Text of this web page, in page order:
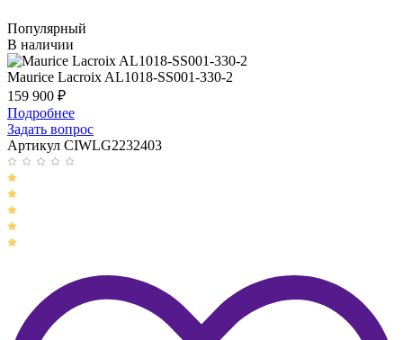
Популярный
В наличии
Maurice Lacroix AL1018-SS001-330-2
159 900 ₽
Подробнее
Задать вопрос
Артикул CIWLG2232403